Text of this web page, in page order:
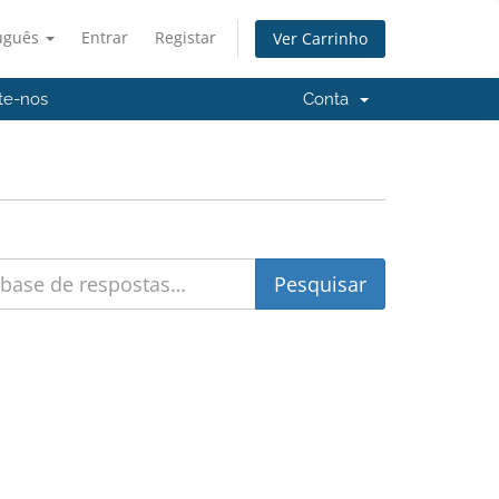
Entrar Registar Ver Carrinho
nos Conta